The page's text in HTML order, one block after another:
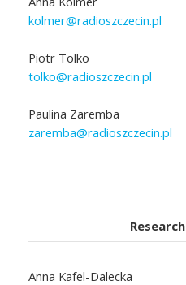
kolmer@radioszczecin.pl
Piotr Tolko
tolko@radioszczecin.pl
Paulina Zaremba
zaremba@radioszczecin.pl
Research
Anna Kafel-Dalecka